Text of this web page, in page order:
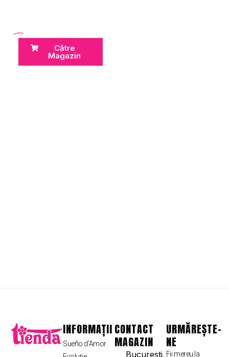
Către
Magazin
INFORMAȚII
Sueño d’Amor
CONTACT
MAGAZIN
Bucuresti,
URMĂREȘTE-
NE
Fii mereu la